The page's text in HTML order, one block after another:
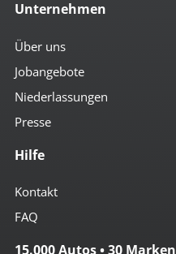
Unternehmen
Über uns
Jobangebote
Niederlassungen
Presse
Hilfe
Kontakt
FAQ
15.000 Autos • 30 Marken